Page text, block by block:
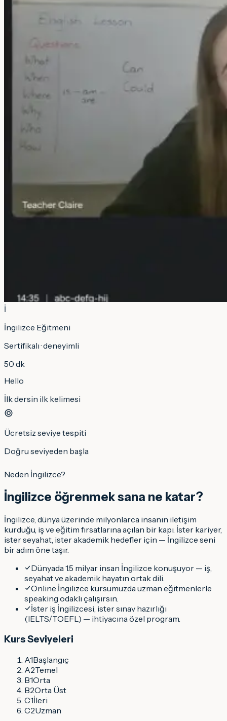
İ
İngilizce Eğitmeni
Sertifikalı · deneyimli
50 dk
Hello
İlk dersin ilk kelimesi
Ücretsiz seviye tespiti
Doğru seviyeden başla
Neden İngilizce?
İngilizce öğrenmek sana ne katar?
İngilizce, dünya üzerinde milyonlarca insanın iletişim
kurduğu, iş ve eğitim fırsatlarına açılan bir kapı. İster kariyer,
ister seyahat, ister akademik hedefler için — İngilizce seni
bir adım öne taşır.
Dünyada 1.5 milyar insan İngilizce konuşuyor — iş,
seyahat ve akademik hayatın ortak dili.
Online İngilizce kursumuzda uzman eğitmenlerle
speaking odaklı çalışırsın.
İster iş İngilizcesi, ister sınav hazırlığı
(IELTS/TOEFL) — ihtiyacına özel program.
Kurs Seviyeleri
A1Başlangıç
A2Temel
B1Orta
B2Orta Üst
C1İleri
C2Uzman